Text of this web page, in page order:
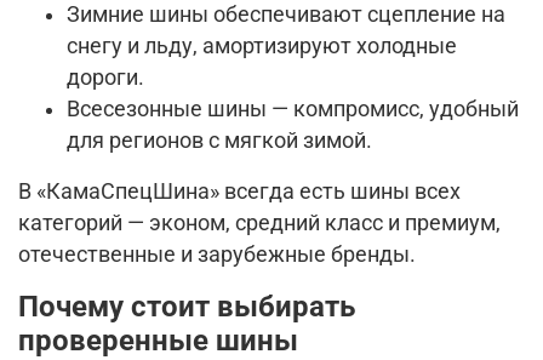
Зимние шины обеспечивают сцепление на
снегу и льду, амортизируют холодные
дороги.
Всесезонные шины — компромисс, удобный
для регионов с мягкой зимой.
В «КамаСпецШина» всегда есть шины всех
категорий — эконом, средний класс и премиум,
отечественные и зарубежные бренды.
Почему стоит выбирать
проверенные шины